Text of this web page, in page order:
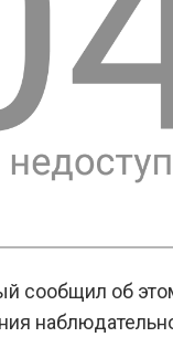
сообщил об